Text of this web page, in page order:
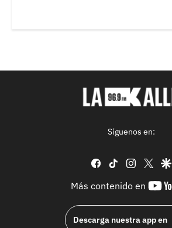
Síguenos en:
facebook
tiktok
Más contenido en
Descarga nuestra app en